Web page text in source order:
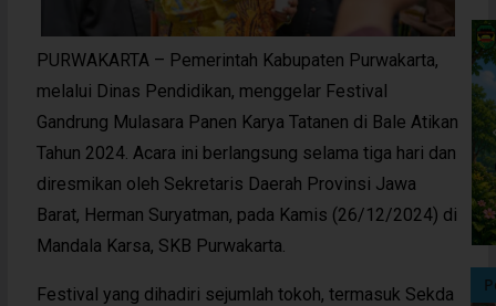
PURWAKARTA – Pemerintah Kabupaten Purwakarta,
melalui Dinas Pendidikan, menggelar Festival
Gandrung Mulasara Panen Karya Tatanen di Bale Atikan
Tahun 2024. Acara ini berlangsung selama tiga hari dan
diresmikan oleh Sekretaris Daerah Provinsi Jawa
Barat, Herman Suryatman, pada Kamis (26/12/2024) di
Mandala Karsa, SKB Purwakarta.
Festival yang dihadiri sejumlah tokoh, termasuk Sekda